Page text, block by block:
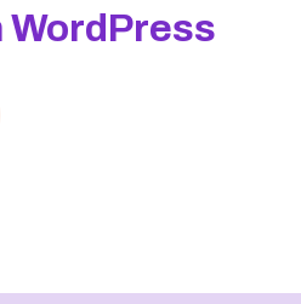
WordPress